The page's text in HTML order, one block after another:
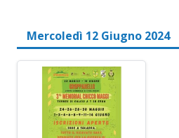
Mercoledì 12 Giugno 2024